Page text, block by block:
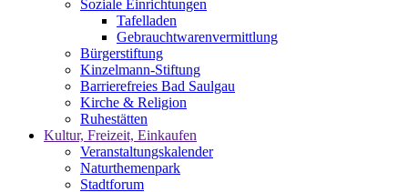
Soziale Einrichtungen
Tafelladen
Gebrauchtwarenvermittlung
Bürgerstiftung
Kinzelmann-Stiftung
Barrierefreies Bad Saulgau
Kirche & Religion
Ruhestätten
Kultur, Freizeit, Einkaufen
Veranstaltungskalender
Naturthemenpark
Stadtforum